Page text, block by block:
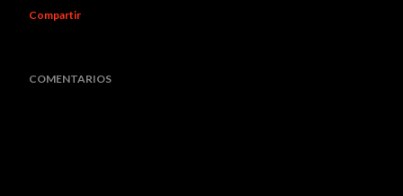
Compartir
COMENTARIOS